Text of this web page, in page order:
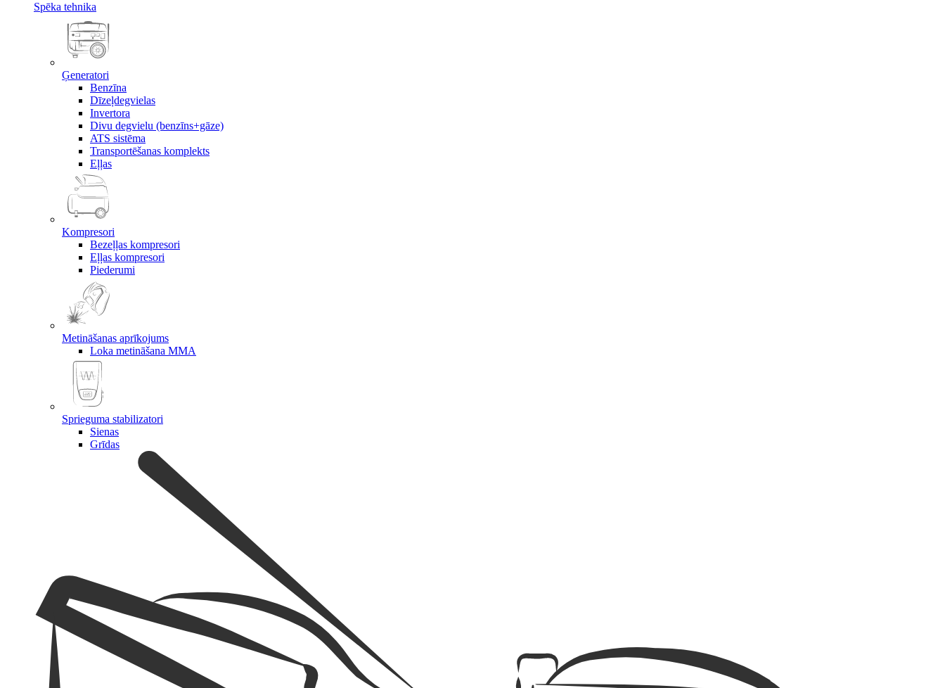
Spēka tehnika
Ģeneratori
Benzīna
Dīzeļdegvielas
Invertora
Divu degvielu (benzīns+gāze)
ATS sistēma
Transportēšanas komplekts
Eļļas
Kompresori
Bezeļļas kompresori
Eļļas kompresori
Piederumi
Metināšanas aprīkojums
Loka metināšana MMA
Sprieguma stabilizatori
Sienas
Grīdas